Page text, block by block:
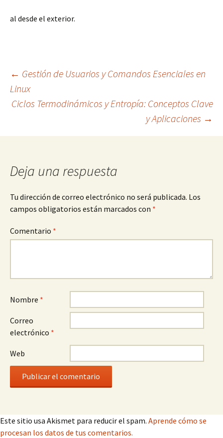
al desde el exterior.
Navegación
de
entradas
← Gestión de Usuarios y Comandos Esenciales en
Linux
Ciclos Termodinámicos y Entropía: Conceptos Clave
y Aplicaciones →
Deja una respuesta
Tu dirección de correo electrónico no será publicada. Los
campos obligatorios están marcados con *
Comentario *
Nombre *
Correo
electrónico *
Web
Este sitio usa Akismet para reducir el spam. Aprende cómo se
procesan los datos de tus comentarios.